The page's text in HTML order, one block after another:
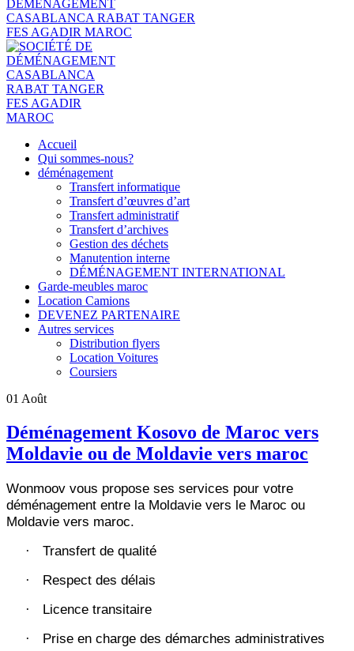
Accueil
Qui sommes-nous?
déménagement
Transfert informatique
Transfert d’œuvres d’art
Transfert administratif
Transfert d’archives
Gestion des déchets
Manutention interne
DÉMÉNAGEMENT INTERNATIONAL
Garde-meubles maroc
Location Camions
DEVENEZ PARTENAIRE
Autres services
Distribution flyers
Location Voitures
Coursiers
01 Août
Déménagement Kosovo de Maroc vers
Moldavie ou de Moldavie vers maroc
Wonmoov vous propose ses services pour votre
déménagement entre la Moldavie vers le Maroc ou
Moldavie vers maroc.
· Transfert de qualité
· Respect des délais
· Licence transitaire
·
Prise en charge des démarches administratives